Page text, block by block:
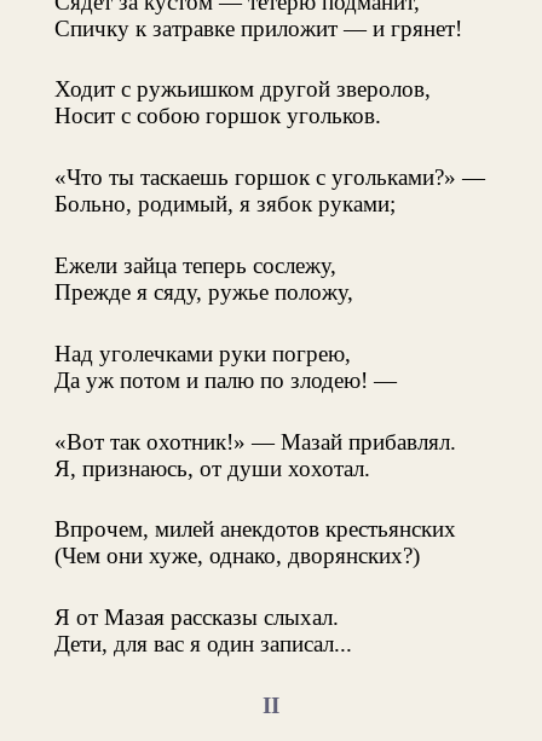
Спичку к затравке приложит — и грянет!
Ходит с ружьишком другой зверолов,
Носит с собою горшок угольков.
«Что ты таскаешь горшок с угольками?» —
Больно, родимый, я зябок руками;
Ежели зайца теперь сослежу,
Прежде я сяду, ружье положу,
Над уголечками руки погрею,
Да уж потом и палю по злодею! —
«Вот так охотник!» — Мазай прибавлял.
Я, признаюсь, от души хохотал.
Впрочем, милей анекдотов крестьянских
(Чем они хуже, однако, дворянских?)
Я от Мазая рассказы слыхал.
Дети, для вас я один записал...
II